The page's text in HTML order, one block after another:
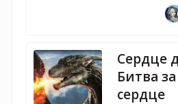
Сердце
Битва
сердце